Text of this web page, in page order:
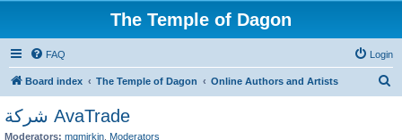
The Temple of Dagon
FAQ Login
Board index The Temple of Dagon Online Authors and Artists
شركة AvaTrade
Moderators: mgmirkin Moderators